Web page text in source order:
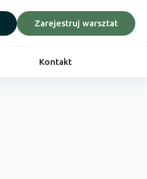
Zarejestruj warsztat
Kontakt